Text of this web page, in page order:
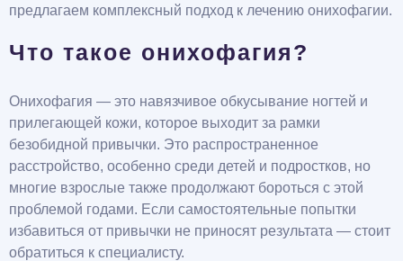
предлагаем комплексный подход к лечению онихофагии.
Что такое онихофагия?
Онихофагия — это навязчивое обкусывание ногтей и
прилегающей кожи, которое выходит за рамки
безобидной привычки. Это распространенное
расстройство, особенно среди детей и подростков, но
многие взрослые также продолжают бороться с этой
проблемой годами. Если самостоятельные попытки
избавиться от привычки не приносят результата — стоит
обратиться к специалисту.